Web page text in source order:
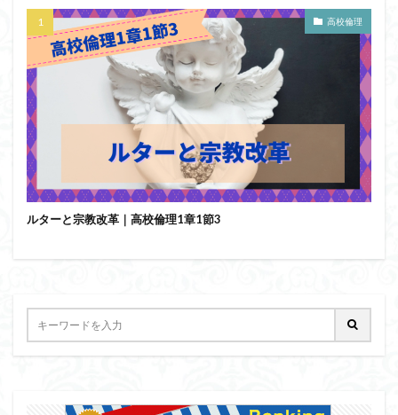
高校倫理
ルターと宗教改革｜高校倫理1章1節3